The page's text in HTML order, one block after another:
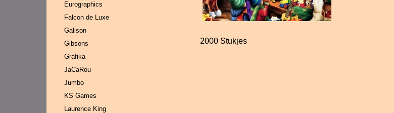
Eurographics
Falcon de Luxe
Galison
Gibsons
Grafika
JaCaRou
Jumbo
KS Games
Laurence King
2000 Stukjes